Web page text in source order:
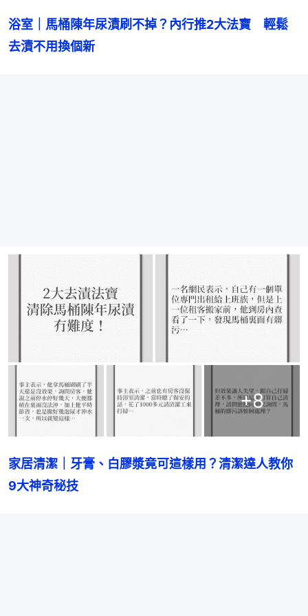
浴室｜馬桶陳年尿漬刷不掉？內行推2大法寶　輕鬆
去漬不用換個新
+8
家居清潔｜牙膏、白膠漿竟可這樣用？清潔達人教你
9大神奇秘技